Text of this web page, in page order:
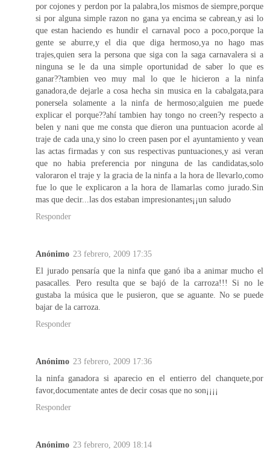
por cojones y perdon por la palabra,los mismos de siempre,porque
si por alguna simple razon no gana ya encima se cabrean,y asi lo
que estan haciendo es hundir el carnaval poco a poco,porque la
gente se aburre,y el dia que diga hermoso,ya no hago mas
trajes,quien sera la persona que siga con la saga carnavalera si a
ninguna se le da una simple oportunidad de saber lo que es
ganar??tambien veo muy mal lo que le hicieron a la ninfa
ganadora,de dejarle a cosa hecha sin musica en la cabalgata,para
ponersela solamente a la ninfa de hermoso;alguien me puede
explicar el porque??ahí tambien hay tongo no creen?y respecto a
belen y nani que me consta que dieron una puntuacion acorde al
traje de cada una,y sino lo creen pasen por el ayuntamiento y vean
las actas firmadas y con sus respectivas puntuaciones,y asi veran
que no habia preferencia por ninguna de las candidatas,solo
valoraron el traje y la gracia de la ninfa a la hora de llevarlo,como
fue lo que le explicaron a la hora de llamarlas como jurado.Sin
mas que decir...las dos estaban impresionantes¡¡un saludo
Responder
Anónimo 23 febrero, 2009 17:35
El jurado pensaría que la ninfa que ganó iba a animar mucho el
pasacalles. Pero resulta que se bajó de la carroza!!! Si no le
gustaba la música que le pusieron, que se aguante. No se puede
bajar de la carroza.
Responder
Anónimo 23 febrero, 2009 17:36
la ninfa ganadora si aparecio en el entierro del chanquete,por
favor,documentate antes de decir cosas que no son¡¡¡¡
Responder
Anónimo 23 febrero, 2009 18:14